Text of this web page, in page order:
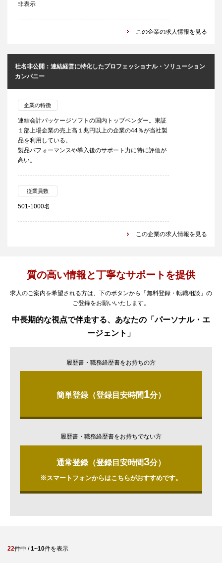
非表示
この企業の求人情報を見る
社名非公開：連結経営に特化したプロフェッショナル・ソリューション
カンパニー
企業の特徴
連結会計パッケージソフトの国内トップベンダー。東証
１部上場企業の売上高１兆円以上の企業の44％が当社製
品を利用している。
製品パフォーマンスや導入後のサポート力に特に評価が
高い。
従業員数
501-1000名
この企業の求人情報を見る
質の高い情報と丁寧なサポートを提供
求人のご案内を希望される方は、下のボタンから「無料登録・転職相談」の
ご登録をお願いいたします。
中長期的な視点で伴走する、あなたの「パーソナル・エ
ージェント」
履歴書・職務経歴書をお持ちの方
簡単登録（登録目安時間1分）
履歴書・職務経歴書をお持ちでない方
通常登録（登録目安時間3分）
※スマートフォンからはこちらがおすすめです。
22件中 /1~10件を表示